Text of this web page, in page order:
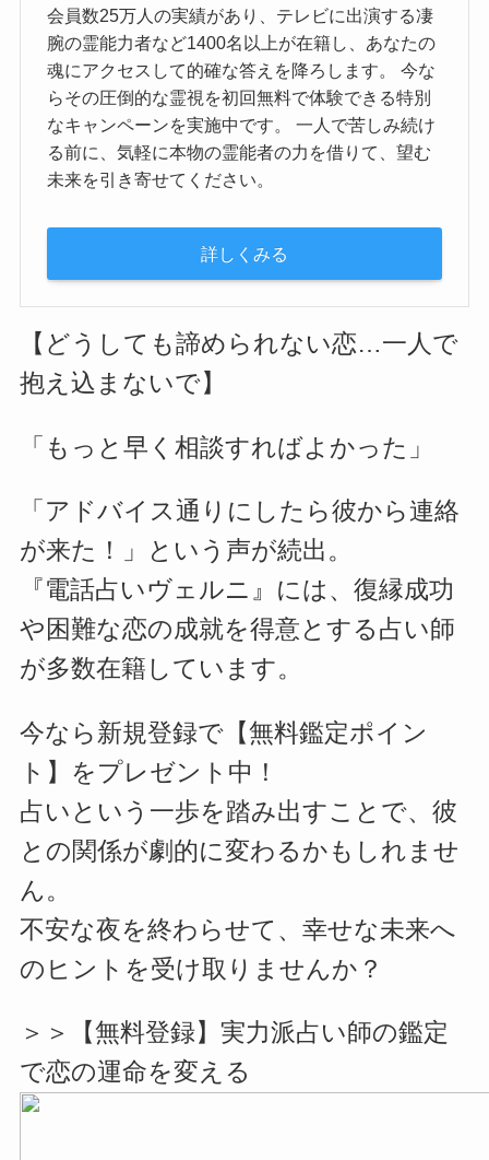
会員数25万人の実績があり、テレビに出演する凄
腕の霊能力者など1400名以上が在籍し、あなたの
魂にアクセスして的確な答えを降ろします。 今な
らその圧倒的な霊視を初回無料で体験できる特別
なキャンペーンを実施中です。 一人で苦しみ続け
る前に、気軽に本物の霊能者の力を借りて、望む
未来を引き寄せてください。
詳しくみる
【どうしても諦められない恋…一人で
抱え込まないで】
「もっと早く相談すればよかった」
「アドバイス通りにしたら彼から連絡
が来た！」という声が続出。
『電話占いヴェルニ』には、復縁成功
や困難な恋の成就を得意とする占い師
が多数在籍しています。
今なら新規登録で【無料鑑定ポイン
ト】をプレゼント中！
占いという一歩を踏み出すことで、彼
との関係が劇的に変わるかもしれませ
ん。
不安な夜を終わらせて、幸せな未来へ
のヒントを受け取りませんか？
＞＞【無料登録】実力派占い師の鑑定
で恋の運命を変える